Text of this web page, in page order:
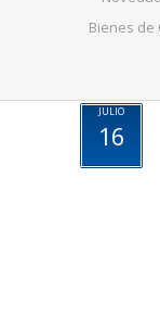
Bienes de
JULIO
16